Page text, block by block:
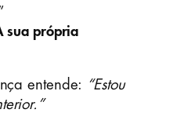
sua própria
entende:
“Estou